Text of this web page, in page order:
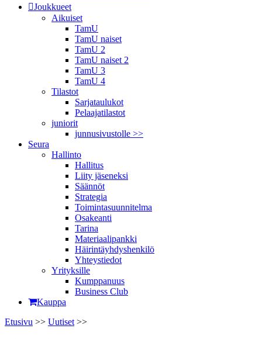
Joukkueet
Aikuiset
TamU
TamU naiset
TamU 2
TamU naiset 2
TamU 3
TamU 4
Tilastot
Sarjataulukot
Pelaajatilastot
juniorit
junnusivustolle >>
Seura
Hallinto
Hallitus
Liity jäseneksi
Säännöt
Strategia
Toimintasuunnitelma
Osakeanti
Tarina
Materiaalipankki
Häirintä­yhdyshenkilö
Yhteystiedot
Yrityksille
Kumppanuus
Business Club
Kauppa
Etusivu >> Uutiset >>